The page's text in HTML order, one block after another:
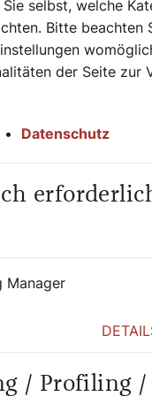
und Dance-
und die Dance-
am
vorgestellt, zu
Indonesien,
Im Zeitalter
"Skincare"-
seiner Skin-Care-
verantwortlich sei.
solchen Routine folgt
so manchen Hass-
"Bless you"
selbst, welche
Bitte beachten
der Seite zur
• Datenschutz
Manager
/ Profiling /